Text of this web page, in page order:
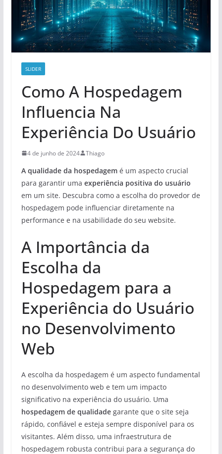
SLIDER
Como A Hospedagem
Influencia Na
Experiência Do Usuário
4 de junho de 2024 Thiago
A qualidade da hospedagemé um aspecto crucial
para garantir uma experiência positiva do usuário
em um site. Descubra como a escolha do provedor de
hospedagem pode influenciar diretamente na
performance e na usabilidade do seu website.
A Importância da
Escolha da
Hospedagem para a
Experiência do Usuário
no Desenvolvimento
Web
A escolha da hospedagem é um aspecto fundamental
no desenvolvimento web e tem um impacto
significativo na experiência do usuário. Uma
hospedagem de qualidadegarante que o site seja
rápido, confiável e esteja sempre disponível para os
visitantes. Além disso, uma infraestrutura de
hospedagem robusta contribui para a segurança do